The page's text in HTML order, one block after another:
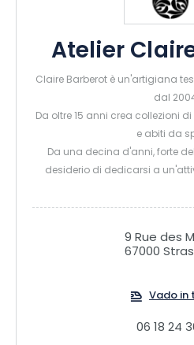
Atelier
Claire Barberot è un'artigiana
dal
Da oltre 15 anni crea collezioni
e abiti da
Da una decina d'anni, forte
desiderio di dedicarsi a
valori, si è dedicata al ricamo
cucito e ricamo creativo per
esperti, adulti,
9 Rue des
67000
Vado in
06 18 24